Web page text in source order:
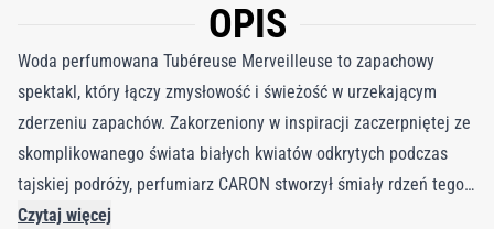
OPIS
Woda perfumowana Tubéreuse Merveilleuse to zapachowy
spektakl, który łączy zmysłowość i świeżość w urzekającym
zderzeniu zapachów. Zakorzeniony w inspiracji zaczerpniętej ze
skomplikowanego świata białych kwiatów odkrytych podczas
tajskiej podróży, perfumiarz CARON stworzył śmiały rdzeń tego
zapachu. Soczyście cielesna esencja indyjskiej tuberozy splata
Czytaj więcej